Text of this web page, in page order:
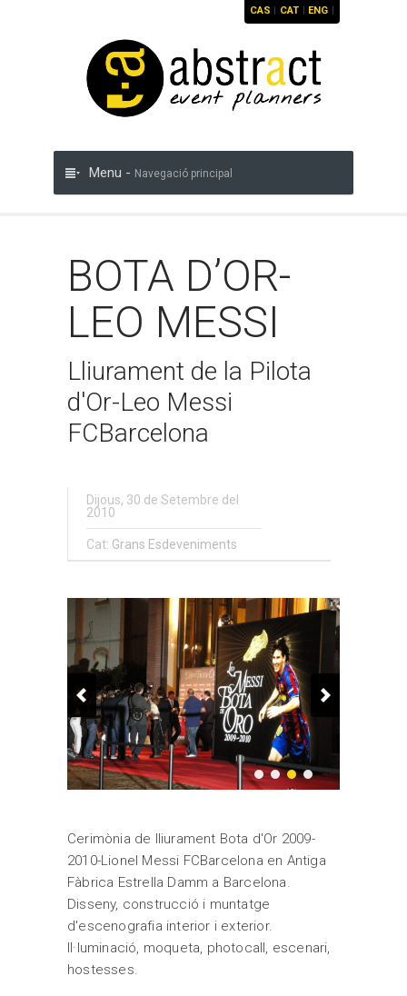
CAS | CAT | ENG |
Menu - Navegació principal
BOTA D’OR-
LEO MESSI
Lliurament de la Pilota
d'Or-Leo Messi
FCBarcelona
Dijous, 30 de Setembre del
2010
Cat: Grans Esdeveniments
Cerimònia de lliurament Bota d'Or 2009-
2010-Lionel Messi FCBarcelona en Antiga
Fàbrica Estrella Damm a Barcelona.
Disseny, construcció i muntatge
d'escenografia interior i exterior.
Il·luminació, moqueta, photocall, escenari,
hostesses.